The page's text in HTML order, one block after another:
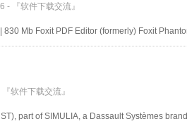
- 『软件下载交流』
Mb Foxit PDF Editor (formerly) Foxit
『软件下载交流』
part of SIMULIA, a Dassault Systèmes